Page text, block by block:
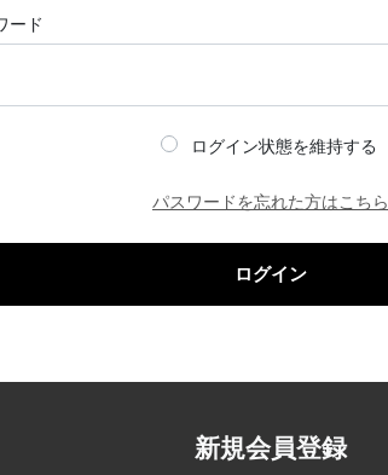
ード
ログイン状態を維持する
パスワードを忘れた方はこちら
ログイン
新規会員登録